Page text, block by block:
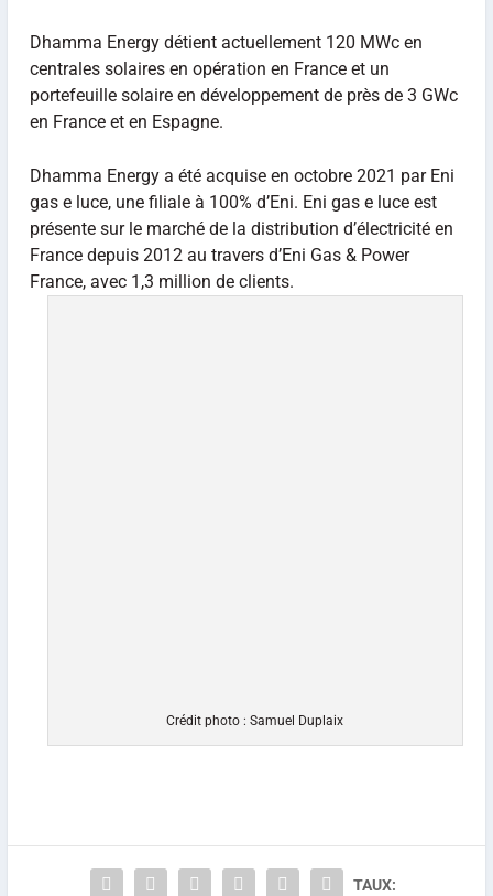
Dhamma Energy détient actuellement 120 MWc en
centrales solaires en opération en France et un
portefeuille solaire en développement de près de 3 GWc
en France et en Espagne.
Dhamma Energy a été acquise en octobre 2021 par Eni
gas e luce, une filiale à 100% d’Eni. Eni gas e luce est
présente sur le marché de la distribution d’électricité en
France depuis 2012 au travers d’Eni Gas & Power
France, avec 1,3 million de clients.
Crédit photo : Samuel Duplaix
TAUX: